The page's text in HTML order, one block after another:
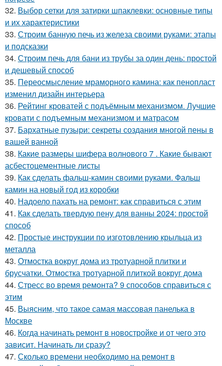
32. Выбор сетки для затирки шпаклевки: основные типы
и их характеристики
33. Строим банную печь из железа своими руками: этапы
и подсказки
34. Строим печь для бани из трубы за один день: простой
и дешевый способ
35. Переосмысление мраморного камина: как пенопласт
изменил дизайн интерьера
36. Рейтинг кроватей с подъёмным механизмом. Лучшие
кровати с подъемным механизмом и матрасом
37. Бархатные пузыри: секреты создания многой пены в
вашей ванной
38. Какие размеры шифера волнового 7 . Какие бывают
асбестоцементные листы
39. Как сделать фальш-камин своими руками. Фальш
камин на новый год из коробки
40. Надоело пахать на ремонт: как справиться с этим
41. Как сделать твердую пену для ванны 2024: простой
способ
42. Простые инструкции по изготовлению крыльца из
металла
43. Отмостка вокруг дома из тротуарной плитки и
брусчатки. Отмостка тротуарной плиткой вокруг дома
44. Стресс во время ремонта? 9 способов справиться с
этим
45. Выясним, что такое самая массовая панелька в
Москве
46. Когда начинать ремонт в новостройке и от чего это
зависит. Начинать ли сразу?
47. Сколько времени необходимо на ремонт в